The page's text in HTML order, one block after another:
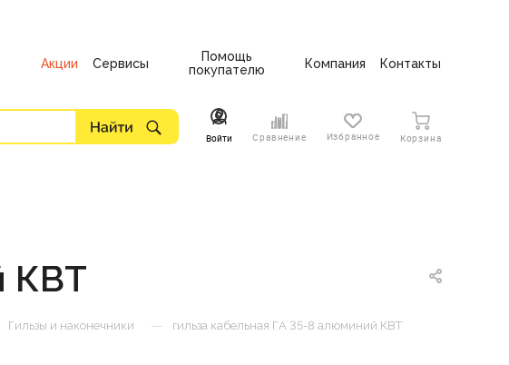
Акции Сервисы
Помощь
покупателю
Компания Контакты
Войти Сравнение Избранное Корзина
КВТ
Гильзы и наконечники — гильза кабельная ГА 35-8 алюминий КВТ